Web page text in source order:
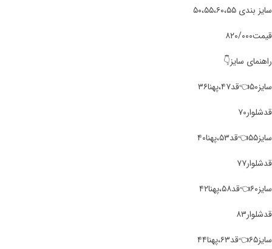
سایز بندی ۵۰،۵۵،۶۰،۵۵
قیمت۸۲۰/۰۰۰
راهنمای سایز👇
سایز۵۰👈قد۴۷،پهنا۳۶
قد‌شلوار۷۰
سایز۵۵👈قد۵۳،پهنا۴۰
قد‌شلوار۷۷
سایز۶۰👈قد۵۸،پهنا۴۲
قد‌شلوار۸۳
سایز۶۵👈قد۶۳،پهنا۴۴